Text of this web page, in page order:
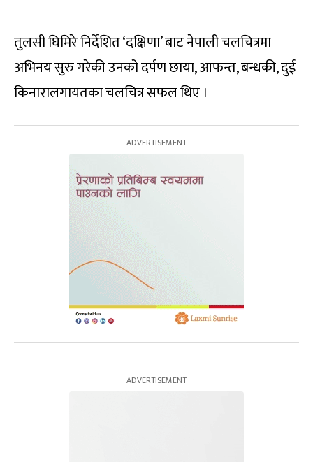
तुलसी घिमिरे निर्देशित ‘दक्षिणा’ बाट नेपाली चलचित्रमा
अभिनय सुरु गरेकी उनको दर्पण छाया, आफन्त, बन्धकी, दुई
किनारालगायतका चलचित्र सफल थिए ।